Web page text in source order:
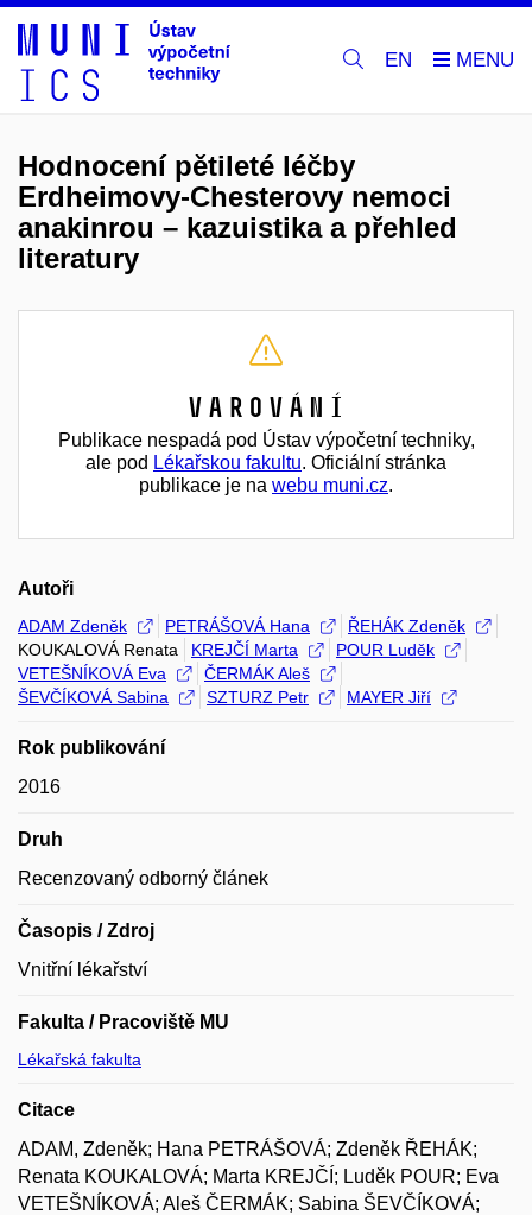
EN
Hodnocení pětileté léčby
Erdheimovy-Chesterovy nemoci
anakinrou – kazuistika a přehled
literatury
Varování
Publikace nespadá pod Ústav výpočetní techniky,
ale pod Lékařskou fakultu. Oficiální stránka
publikace je na webu muni.cz.
Autoři
ADAM Zdeněk PETRÁŠOVÁ Hana
ŘEHÁK Zdeněk
KOUKALOVÁ Renata
KREJČÍ Marta
POUR Luděk
VETEŠNÍKOVÁ Eva
ČERMÁK Aleš
ŠEVČÍKOVÁ Sabina
SZTURZ Petr MAYER Jiří
Rok publikování
2016
Druh
Recenzovaný odborný článek
Časopis / Zdroj
Vnitřní lékařství
Fakulta / Pracoviště MU
Lékařská fakulta
Citace
ADAM, Zdeněk; Hana PETRÁŠOVÁ; Zdeněk ŘEHÁK;
Renata KOUKALOVÁ; Marta KREJČÍ; Luděk POUR; Eva
VETEŠNÍKOVÁ; Aleš ČERMÁK; Sabina ŠEVČÍKOVÁ;